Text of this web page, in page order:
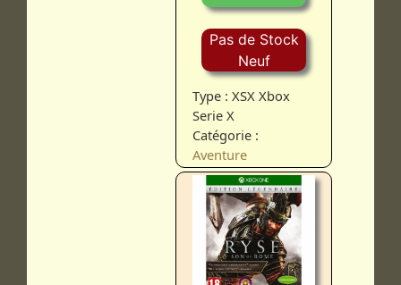
Pas de Stock
Neuf
Type : XSX Xbox
Serie X
Catégorie :
Aventure